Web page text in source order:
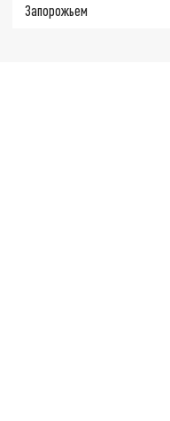
Запорожьем